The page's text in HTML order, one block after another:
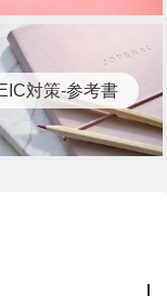
対策-参考書